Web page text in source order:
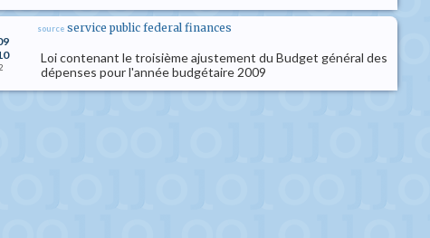
source service public federal finances
Loi contenant le troisième ajustement du Budget général des
dépenses pour l'année budgétaire 2009